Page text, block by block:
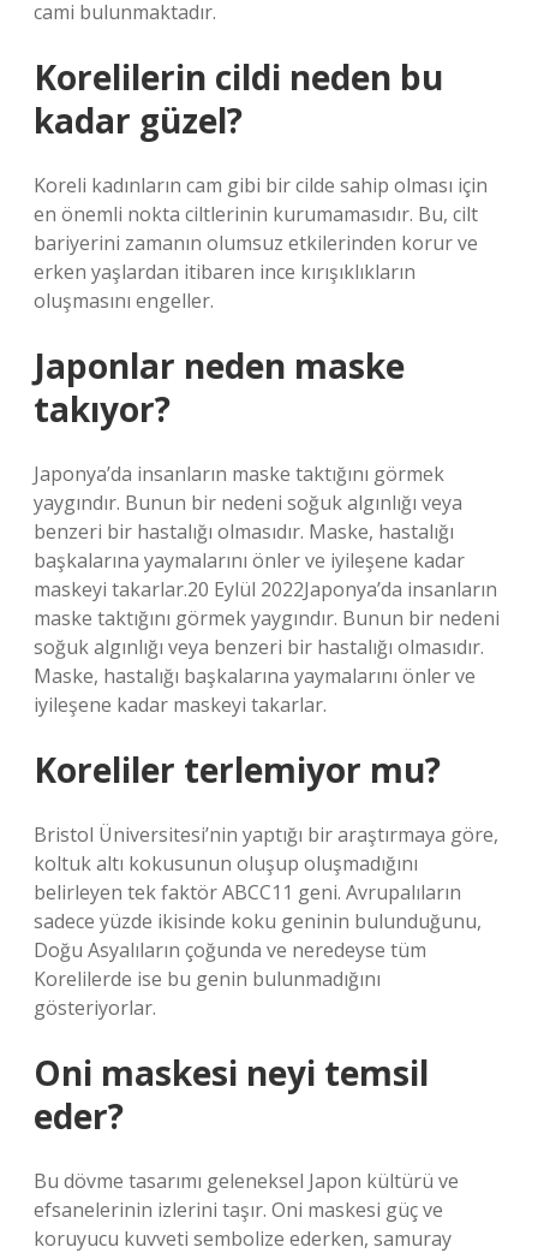
cami bulunmaktadır.
Korelilerin cildi neden bu
kadar güzel?
Koreli kadınların cam gibi bir cilde sahip olması için
en önemli nokta ciltlerinin kurumamasıdır. Bu, cilt
bariyerini zamanın olumsuz etkilerinden korur ve
erken yaşlardan itibaren ince kırışıklıkların
oluşmasını engeller.
Japonlar neden maske
takıyor?
Japonya’da insanların maske taktığını görmek
yaygındır. Bunun bir nedeni soğuk algınlığı veya
benzeri bir hastalığı olmasıdır. Maske, hastalığı
başkalarına yaymalarını önler ve iyileşene kadar
maskeyi takarlar.20 Eylül 2022Japonya’da insanların
maske taktığını görmek yaygındır. Bunun bir nedeni
soğuk algınlığı veya benzeri bir hastalığı olmasıdır.
Maske, hastalığı başkalarına yaymalarını önler ve
iyileşene kadar maskeyi takarlar.
Koreliler terlemiyor mu?
Bristol Üniversitesi’nin yaptığı bir araştırmaya göre,
koltuk altı kokusunun oluşup oluşmadığını
belirleyen tek faktör ABCC11 geni. Avrupalıların
sadece yüzde ikisinde koku geninin bulunduğunu,
Doğu Asyalıların çoğunda ve neredeyse tüm
Korelilerde ise bu genin bulunmadığını
gösteriyorlar.
Oni maskesi neyi temsil
eder?
Bu dövme tasarımı geleneksel Japon kültürü ve
efsanelerinin izlerini taşır. Oni maskesi güç ve
koruyucu kuvveti sembolize ederken, samuray